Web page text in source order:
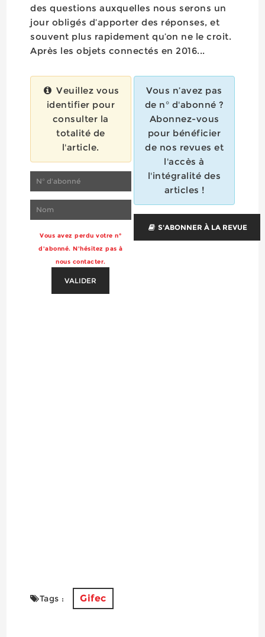
des questions auxquelles nous serons un
jour obligés d’apporter des réponses, et
souvent plus rapidement qu’on ne le croit.
Après les objets connectés en 2016...
Veuillez vous
identifier pour
consulter la
totalité de
l'article.
Vous avez perdu votre n°
d'abonné. N'hésitez pas à
nous contacter.
VALIDER
Vous n’avez pas
de n° d'abonné ?
Abonnez-vous
pour bénéficier
de nos revues et
l'accès à
l'intégralité des
articles !
S'ABONNER À LA REVUE
Tags : Gifec